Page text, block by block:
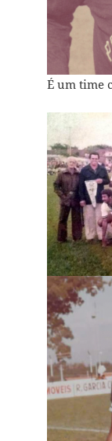
É um time